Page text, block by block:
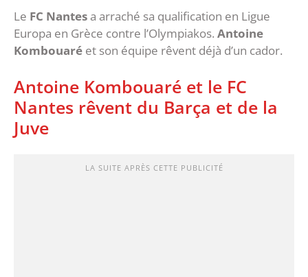
Le FC Nantesa arraché sa qualification en Ligue
Europa en Grèce contre l’Olympiakos. Antoine
Kombouaré et son équipe rêvent déjà d’un cador.
Antoine Kombouaré et le FC
Nantes rêvent du Barça et de la
Juve
LA SUITE APRÈS CETTE PUBLICITÉ